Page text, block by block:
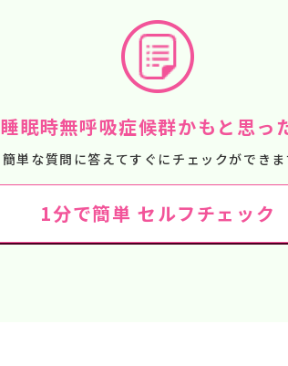
睡眠時無呼吸症候群かもと思っ
簡単な質問に答えてすぐにチェックができま
1分で簡単 セルフチェック